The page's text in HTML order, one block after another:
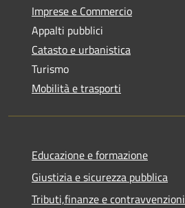
Imprese e Commercio
Appalti pubblici
Catasto e urbanistica
Turismo
Mobilità e trasporti
Educazione e formazione
Giustizia e sicurezza pubblica
Tributi,finanze e contravvenzioni